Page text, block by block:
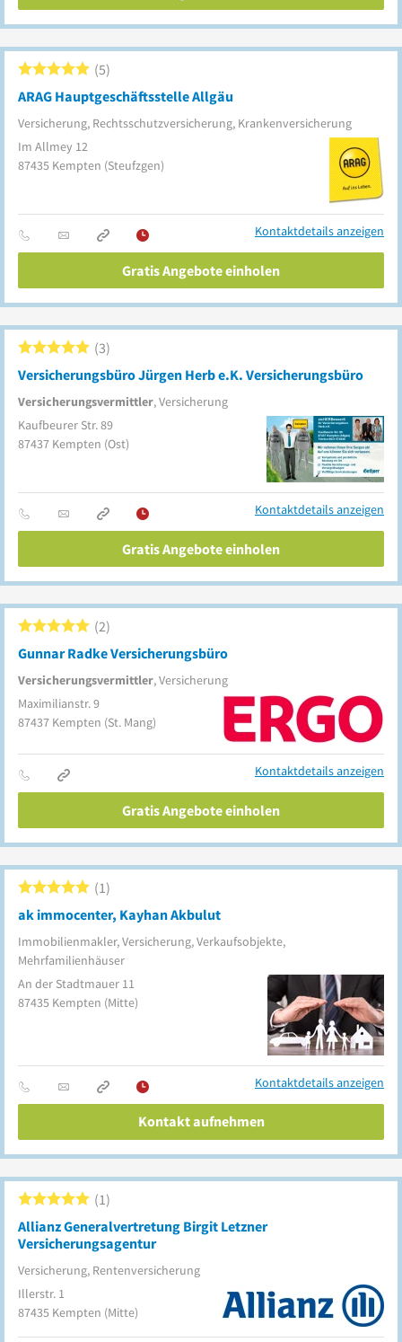
ARAG Hauptgeschäftsstelle Allgäu
Versicherung, Rechtsschutzversicherung, Krankenversicherung
5
Im Allmey 12
87435 Kempten (Steufzgen)
Kontaktdetails anzeigen
Gratis Angebote einholen
Versicherungsbüro Jürgen Herb e.K. Versicherungsbüro
Versicherungsvermittler, Versicherung
3
Kaufbeurer Str. 89
87437 Kempten (Ost)
Kontaktdetails anzeigen
Gratis Angebote einholen
Gunnar Radke Versicherungsbüro
Versicherungsvermittler, Versicherung
2
Maximilianstr. 9
87437 Kempten (St. Mang)
Kontaktdetails anzeigen
Gratis Angebote einholen
ak immocenter, Kayhan Akbulut
Immobilienmakler, Versicherung, Verkaufsobjekte,
Mehrfamilienhäuser
1
An der Stadtmauer 11
87435 Kempten (Mitte)
Kontaktdetails anzeigen
Kontakt aufnehmen
Allianz Generalvertretung Birgit Letzner
Versicherungsagentur
Versicherung, Rentenversicherung
1
Illerstr. 1
87435 Kempten (Mitte)